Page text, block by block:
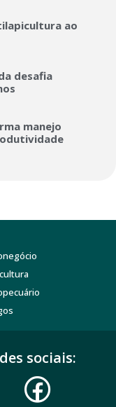
ao
desafia
manejo
sociais: